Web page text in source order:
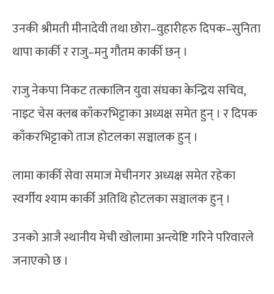
उनकी श्रीमती मीनादेवी तथा छोरा–वुहारीहरु दिपक–सुनिता
थापा कार्की र राजु–मनु गौतम कार्की छन् ।
राजु नेकपा निकट तत्कालिन युवा संघका केन्द्रिय सचिव,
नाइट चेस क्लब काँकरभिट्टाका अध्यक्ष समेत हुन् । र दिपक
काँकरभिट्टाको ताज होटलका सञ्चालक हुन् ।
लामा कार्की सेवा समाज मेचीनगर अध्यक्ष समेत रहेका
स्वर्गीय श्याम कार्की अतिथि होटलका सञ्चालक हुन् ।
उनको आजै स्थानीय मेची खोलामा अन्त्येष्टि गरिने परिवारले
जनाएको छ ।